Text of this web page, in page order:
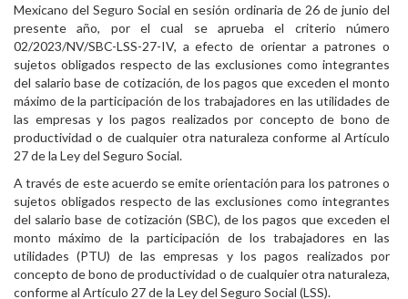
Mexicano del Seguro Social en sesión ordinaria de 26 de junio del
presente año, por el cual se aprueba el criterio número
02/2023/NV/SBC-LSS-27-IV, a efecto de orientar a patrones o
sujetos obligados respecto de las exclusiones como integrantes
del salario base de cotización, de los pagos que exceden el monto
máximo de la participación de los trabajadores en las utilidades de
las empresas y los pagos realizados por concepto de bono de
productividad o de cualquier otra naturaleza conforme al Artículo
27 de la Ley del Seguro Social.
A través de este acuerdo se emite orientación para los patrones o
sujetos obligados respecto de las exclusiones como integrantes
del salario base de cotización (SBC), de los pagos que exceden el
monto máximo de la participación de los trabajadores en las
utilidades (PTU) de las empresas y los pagos realizados por
concepto de bono de productividad o de cualquier otra naturaleza,
conforme al Artículo 27 de la Ley del Seguro Social (LSS).